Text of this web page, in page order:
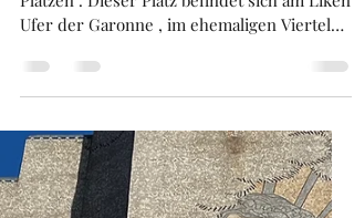
" Saint-Cyprien " Platz in
Toulouse .
Plätzen . Dieser Platz befindet sich am Liken
Ufer der Garonne , im ehemaligen Viertel
der spanischen Flüchtlinge . Dieser Platz
war daher geschichtsträchtig und wurde in